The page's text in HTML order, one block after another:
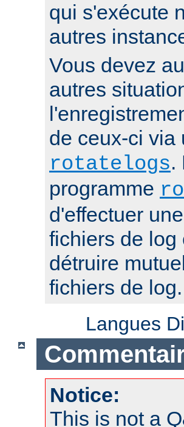
qui s'exécute
autres
Vous devez
autres
de ceux-ci via
rotatelogs.
programme
d'effectuer
fichiers de log
détruire
fichiers de log.
Langues
Notice:
This is not a